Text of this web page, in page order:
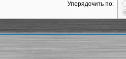
Упорядочить по: